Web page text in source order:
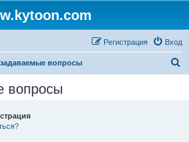
Вход
Регистрация
вопросы
вопросы